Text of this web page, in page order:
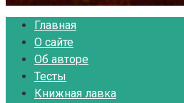
Главная
О сайте
Об авторе
Тесты
Книжная лавка